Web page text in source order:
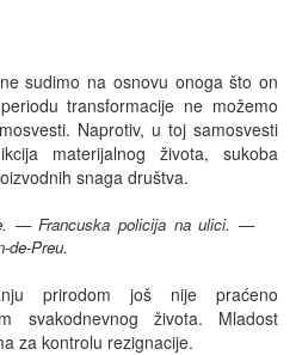
sudimo na osnovu onoga što on
transformacije ne možemo
Naprotiv, u toj samosvesti
materijalnog života, sukoba
snaga društva.
— Francuska policija na ulici. —
de-Preu.
prirodom još nije praćeno
svakodnevnog života. Mladost
za kontrolu rezignacije.